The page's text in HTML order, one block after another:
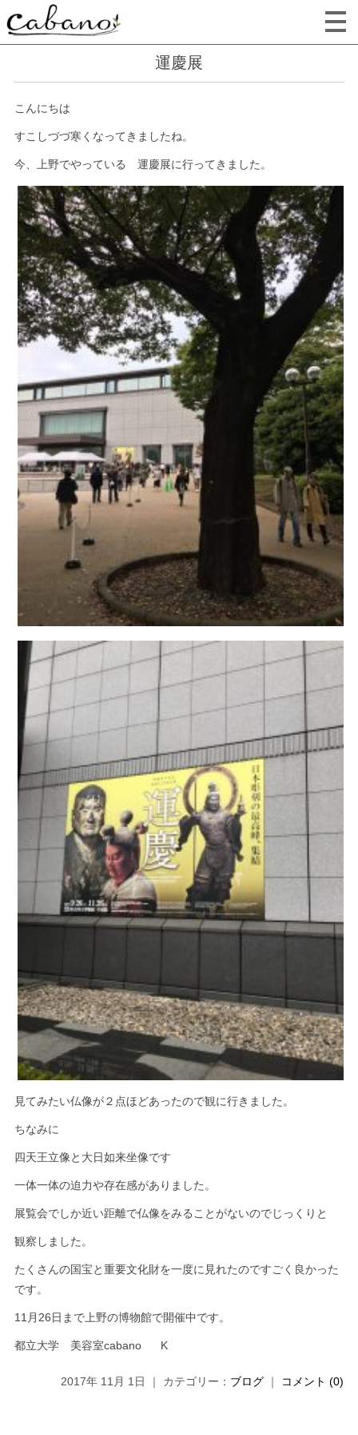
運慶展
こんにちは
すこしづづ寒くなってきましたね。
今、上野でやっている 運慶展に行ってきました。
見てみたい仏像が２点ほどあったので観に行きました。
ちなみに
四天王立像と大日如来坐像です
一体一体の迫力や存在感がありました。
展覧会でしか近い距離で仏像をみることがないのでじっくりと
観察しました。
たくさんの国宝と重要文化財を一度に見れたのですごく良かった
です。
11月26日まで上野の博物館で開催中です。
都立大学 美容室cabano K
2017年 11月 1日 ｜ カテゴリー： ブログ ｜ コメント (0)